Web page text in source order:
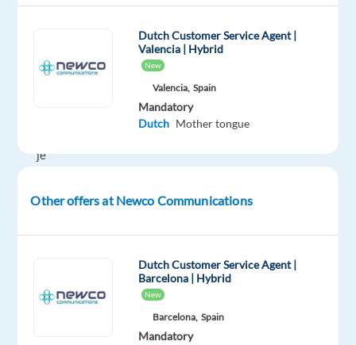
en
je
in
dynamische
werkomgeving?
Dutch Customer Service Agent |
Valencia | Hybrid
New
Valencia, Spain
Mandatory
Dutch Mother tongue
Other offers at Newco Communications
Dutch Customer Service Agent |
Barcelona | Hybrid
New
Barcelona, Spain
Mandatory